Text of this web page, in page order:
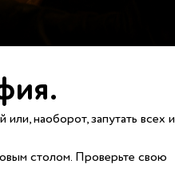
наоборот, запутать всех и
столом. Проверьте свою